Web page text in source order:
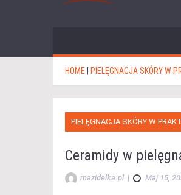
HOME PIELĘGNACJA SKÓRY W
PIELĘGNACJA SKÓRY W
Ceramidy w
mazidelka.pl | Maj 15,